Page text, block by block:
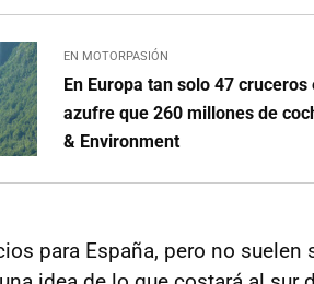
EN MOTORPASIÓN
En Europa tan solo 47
azufre que 260 millones de
& Environment
para España, pero no suelen